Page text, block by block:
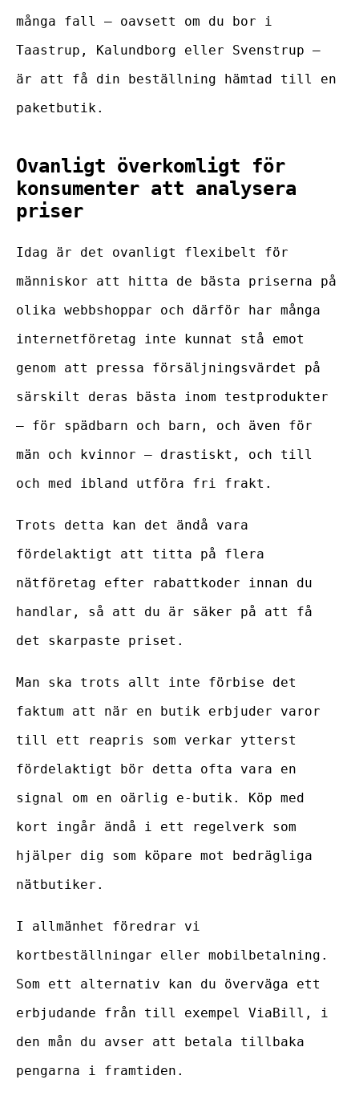
många fall – oavsett om du bor i
Taastrup, Kalundborg eller Svenstrup –
är att få din beställning hämtad till en
paketbutik.
Ovanligt överkomligt för
konsumenter att analysera
priser
Idag är det ovanligt flexibelt för
människor att hitta de bästa priserna på
olika webbshoppar och därför har många
internetföretag inte kunnat stå emot
genom att pressa försäljningsvärdet på
särskilt deras bästa inom testprodukter
– för spädbarn och barn, och även för
män och kvinnor – drastiskt, och till
och med ibland utföra fri frakt.
Trots detta kan det ändå vara
fördelaktigt att titta på flera
nätföretag efter rabattkoder innan du
handlar, så att du är säker på att få
det skarpaste priset.
Man ska trots allt inte förbise det
faktum att när en butik erbjuder varor
till ett reapris som verkar ytterst
fördelaktigt bör detta ofta vara en
signal om en oärlig e-butik. Köp med
kort ingår ändå i ett regelverk som
hjälper dig som köpare mot bedrägliga
nätbutiker.
I allmänhet föredrar vi
kortbeställningar eller mobilbetalning.
Som ett alternativ kan du överväga ett
erbjudande från till exempel ViaBill, i
den mån du avser att betala tillbaka
pengarna i framtiden.